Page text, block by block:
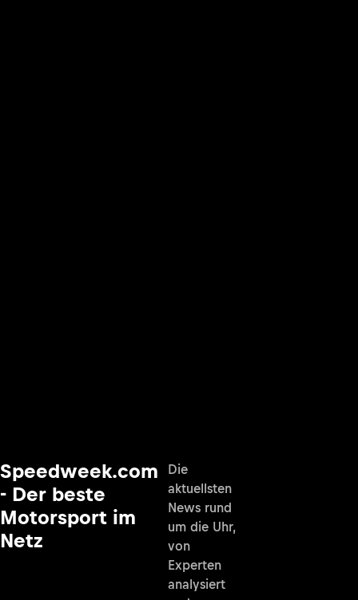
Speedweek.com
- Der beste
Motorsport im
Netz
Die
aktuellsten
News rund
um die Uhr,
von
Experten
analysiert